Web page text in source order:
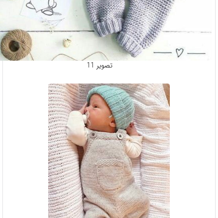
تصویر 11